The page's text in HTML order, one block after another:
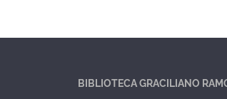
BIBLIOTECA GRACILIANO